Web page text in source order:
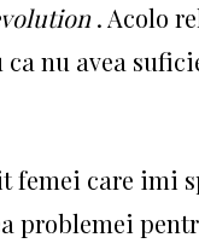
. Acolo
nu avea
femei care imi
problemei